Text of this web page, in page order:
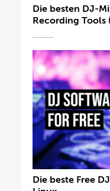
Die besten DJ-
Recording Tools
Die beste Free